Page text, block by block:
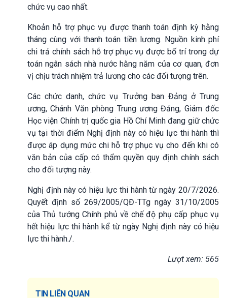
chức vụ cao nhất.
Khoản hỗ trợ phục vụ được thanh toán định kỳ hằng
tháng cùng với thanh toán tiền lương. Nguồn kinh phí
chi trả chính sách hỗ trợ phục vụ được bố trí trong dự
toán ngân sách nhà nước hằng năm của cơ quan, đơn
vị chịu trách nhiệm trả lương cho các đối tượng trên.
Các chức danh, chức vụ Trưởng ban Đảng ở Trung
ương, Chánh Văn phòng Trung ương Đảng, Giám đốc
Học viện Chính trị quốc gia Hồ Chí Minh đang giữ chức
vụ tại thời điểm Nghị định này có hiệu lực thi hành thì
được áp dụng mức chi hỗ trợ phục vụ cho đến khi có
văn bản của cấp có thẩm quyền quy định chính sách
cho đối tượng này.
Nghị định này có hiệu lực thi hành từ ngày 20/7/2026.
Quyết định số 269/2005/QĐ-TTg ngày 31/10/2005
của Thủ tướng Chính phủ về chế độ phụ cấp phục vụ
hết hiệu lực thi hành kể từ ngày Nghị định này có hiệu
lực thi hành./.
Lượt xem: 565
TIN LIÊN QUAN